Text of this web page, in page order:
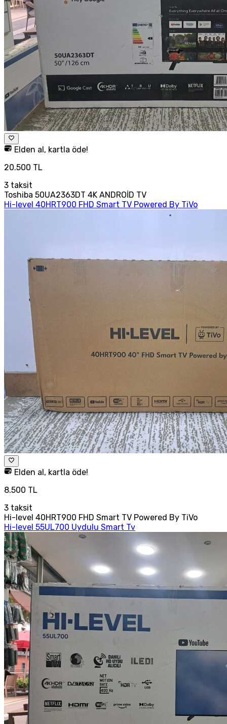
Elden al, kartla öde!
20.500 TL
3 taksit
Toshiba 50UA2363DT 4K ANDROİD TV
Hi-level 40HRT900 FHD Smart TV Powered By TiVo
Elden al, kartla öde!
8.500 TL
3 taksit
Hi-level 40HRT900 FHD Smart TV Powered By TiVo
Hi-level 55UL700 Uydulu Smart Tv